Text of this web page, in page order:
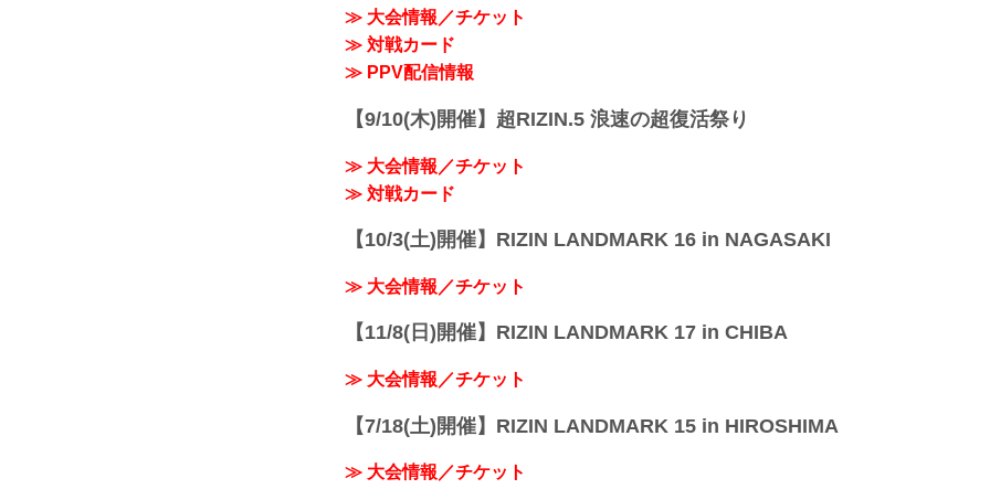
≫ 大会情報／チケット
≫ 対戦カード
≫ PPV配信情報
【9/10(木)開催】超RIZIN.5 浪速の超復活祭り
≫ 大会情報／チケット
≫ 対戦カード
【10/3(土)開催】RIZIN LANDMARK 16 in NAGASAKI
≫ 大会情報／チケット
【11/8(日)開催】RIZIN LANDMARK 17 in CHIBA
≫ 大会情報／チケット
【7/18(土)開催】RIZIN LANDMARK 15 in HIROSHIMA
≫ 大会情報／チケット